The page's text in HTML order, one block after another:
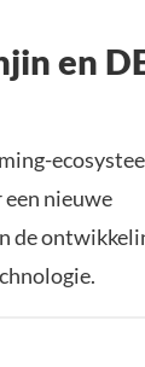
en
een nieuwe
de